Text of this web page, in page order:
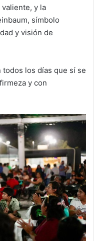
valiente, y la
símbolo
y visión de
los días que sí se
y con